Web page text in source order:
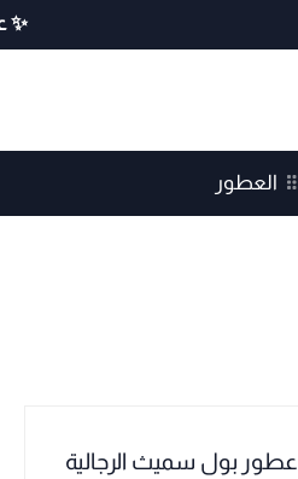
✨ عطور أصلية فاخرة بأسعار منافسة ✨
العطور
عطور بول سميث الرجالية